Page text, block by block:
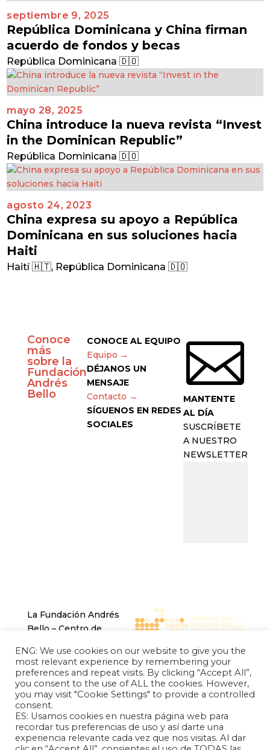
septiembre 9, 2025
República Dominicana y China firman
acuerdo de fondos y becas
República Dominicana 🇩🇴
mayo 28, 2025
China introduce la nueva revista “Invest
in the Dominican Republic”
República Dominicana 🇩🇴
agosto 24, 2023
China expresa su apoyo a República
Dominicana en sus soluciones hacia
Haiti
Haití 🇭🇹, República Dominicana 🇩🇴
Conoce
más
sobre la
Fundación
Andrés
Bello
CONOCE AL EQUIPO
Equipo →
DÉJANOS UN
MENSAJE
Contacto →
SÍGUENOS EN REDES
SOCIALES

MANTENTE
AL DÍA
SUSCRÍBETE
A NUESTRO
NEWSLETTER
La Fundación Andrés
Bello – Centro de
Latinoamericano es una
entidad sin fines de
lucro, de carácter
independiente, dedicada
a la investigación y
análisis de las relaciones
internacionales entre la
ENG: We use cookies on our website to give you the
most relevant experience by remembering your
preferences and repeat visits. By clicking “Accept All”,
you consent to the use of ALL the cookies. However,
you may visit "Cookie Settings" to provide a controlled
consent.
ES: Usamos cookies en nuestra página web para
recordar tus preferencias de uso y así darte una
experiencia relevante cada vez que nos visitas. Al dar